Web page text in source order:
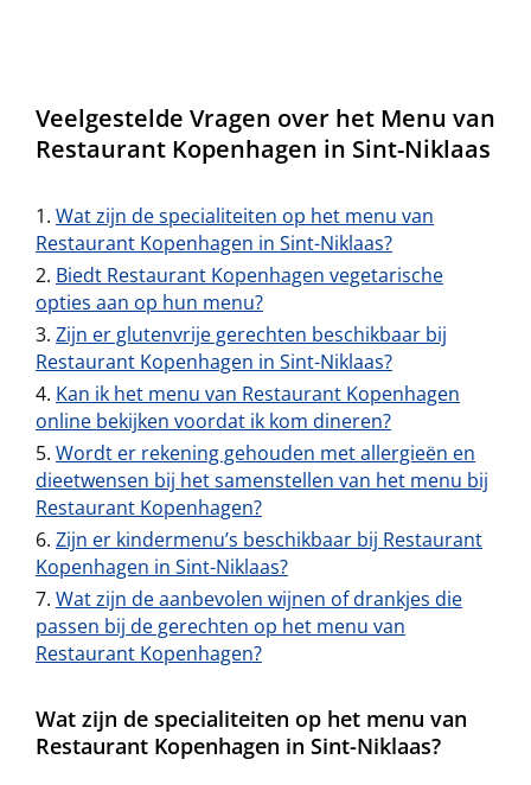
Veelgestelde Vragen over het Menu van
Restaurant Kopenhagen in Sint-Niklaas
Wat zijn de specialiteiten op het menu van
Restaurant Kopenhagen in Sint-Niklaas?
Biedt Restaurant Kopenhagen vegetarische
opties aan op hun menu?
Zijn er glutenvrije gerechten beschikbaar bij
Restaurant Kopenhagen in Sint-Niklaas?
Kan ik het menu van Restaurant Kopenhagen
online bekijken voordat ik kom dineren?
Wordt er rekening gehouden met allergieën en
dieetwensen bij het samenstellen van het menu bij
Restaurant Kopenhagen?
Zijn er kindermenu’s beschikbaar bij Restaurant
Kopenhagen in Sint-Niklaas?
Wat zijn de aanbevolen wijnen of drankjes die
passen bij de gerechten op het menu van
Restaurant Kopenhagen?
Wat zijn de specialiteiten op het menu van
Restaurant Kopenhagen in Sint-Niklaas?